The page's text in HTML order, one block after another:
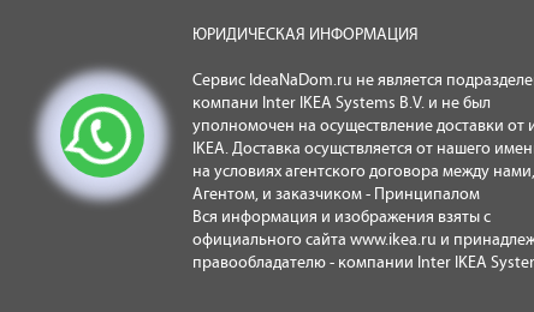
ЮРИДИЧЕСКАЯ ИНФОРМАЦИЯ
Сервис IdeaNaDom.ru не является
компани Inter IKEA Systems B.V. и не был
уполномочен на осуществление доставки от
IKEA. Доставка осущствляется от нашего
на условиях агентского договора между нами,
Агентом, и заказчиком - Принципалом
Вся информация и изображения взяты с
официального сайта www.ikea.ru и
правообладателю - компании Inter IKEA